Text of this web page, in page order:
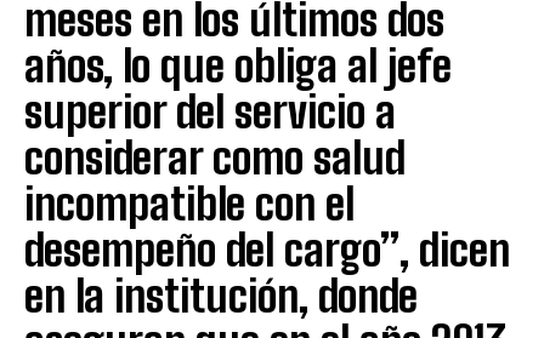
meses en los últimos dos
años, lo que obliga al jefe
superior del servicio a
considerar como salud
incompatible con el
desempeño del cargo”, dicen
en la institución, donde